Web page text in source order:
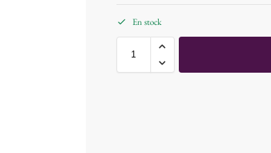
En stock